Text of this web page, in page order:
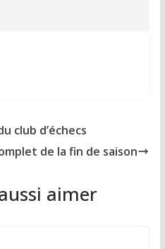
club d’échecs
de la fin de saison
aimer